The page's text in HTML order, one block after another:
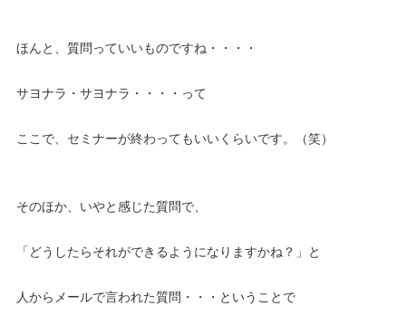
ほんと、質問っていいものですね・・・・
サヨナラ・サヨナラ・・・・って
ここで、セミナーが終わってもいいくらいです。（笑）
そのほか、いやと感じた質問で、
「どうしたらそれができるようになりますかね？」と
人からメールで言われた質問・・・ということで